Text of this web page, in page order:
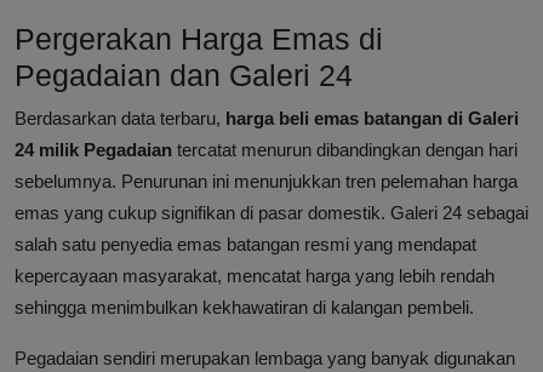
Pergerakan Harga Emas di
Pegadaian dan Galeri 24
Berdasarkan data terbaru, harga beli emas batangan di Galeri
24 milik Pegadaian tercatat menurun dibandingkan dengan hari
sebelumnya. Penurunan ini menunjukkan tren pelemahan harga
emas yang cukup signifikan di pasar domestik. Galeri 24 sebagai
salah satu penyedia emas batangan resmi yang mendapat
kepercayaan masyarakat, mencatat harga yang lebih rendah
sehingga menimbulkan kekhawatiran di kalangan pembeli.
Pegadaian sendiri merupakan lembaga yang banyak digunakan